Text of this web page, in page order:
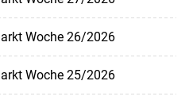
Woche 26/2026
Woche 25/2026